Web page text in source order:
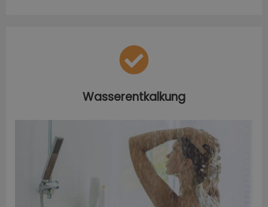
Wasserentkalkung